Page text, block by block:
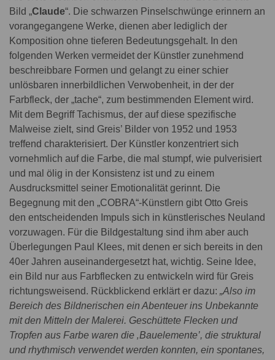
Bild „Claude“. Die schwarzen Pinselschwünge erinnern an
vorangegangene Werke, dienen aber lediglich der
Komposition ohne tieferen Bedeutungsgehalt. In den
folgenden Werken vermeidet der Künstler zunehmend
beschreibbare Formen und gelangt zu einer schier
unlösbaren innerbildlichen Verwobenheit, in der der
Farbfleck, der „tache“, zum bestimmenden Element wird.
Mit dem Begriff Tachismus, der auf diese spezifische
Malweise zielt, sind Greis’ Bilder von 1952 und 1953
treffend charakterisiert. Der Künstler konzentriert sich
vornehmlich auf die Farbe, die mal stumpf, wie pulverisiert
und mal ölig in der Konsistenz ist und zu einem
Ausdrucksmittel seiner Emotionalität gerinnt. Die
Begegnung mit den „COBRA“-Künstlern gibt Otto Greis
den entscheidenden Impuls sich in künstlerisches Neuland
vorzuwagen. Für die Bildgestaltung sind ihm aber auch
Überlegungen Paul Klees, mit denen er sich bereits in den
40er Jahren auseinandergesetzt hat, wichtig. Seine Idee,
ein Bild nur aus Farbflecken zu entwickeln wird für Greis
richtungsweisend. Rückblickend erklärt er dazu: „Also im
Bereich des Bildnerischen ein Abenteuer ins Unbekannte
mit den Mitteln der Malerei. Geschüttete Flecken und
Tropfen aus Farbe waren die ‚Bauelemente’, die struktural
und rhythmisch verwendet werden konnten, ein spontanes,